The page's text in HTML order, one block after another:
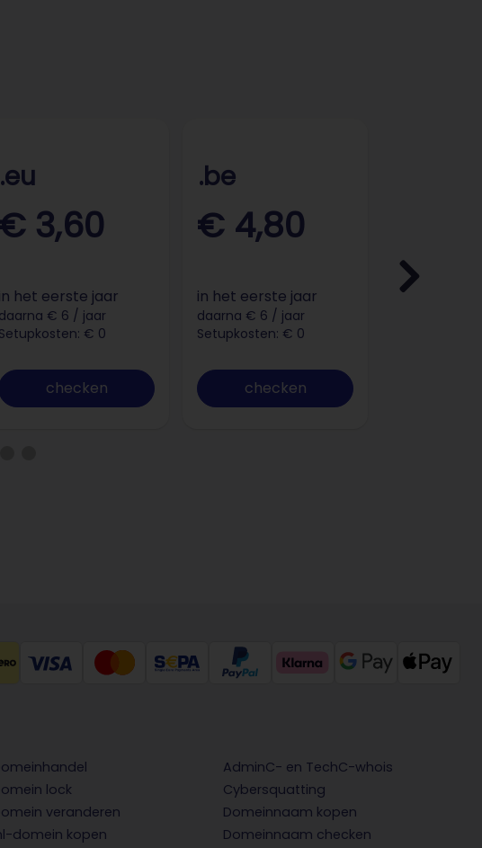
.eu
€ 3,60
in het eerste jaar
daarna € 6 / jaar
Setupkosten: € 0
checken
.be
€ 4,80
in het eerste jaar
daarna € 6 / jaar
Setupkosten: € 0
checken
in het
lock
veranderen
domein kopen
AdminC- en TechC-whois
Cybersquatting
Domeinnaam kopen
Domeinnaam checken